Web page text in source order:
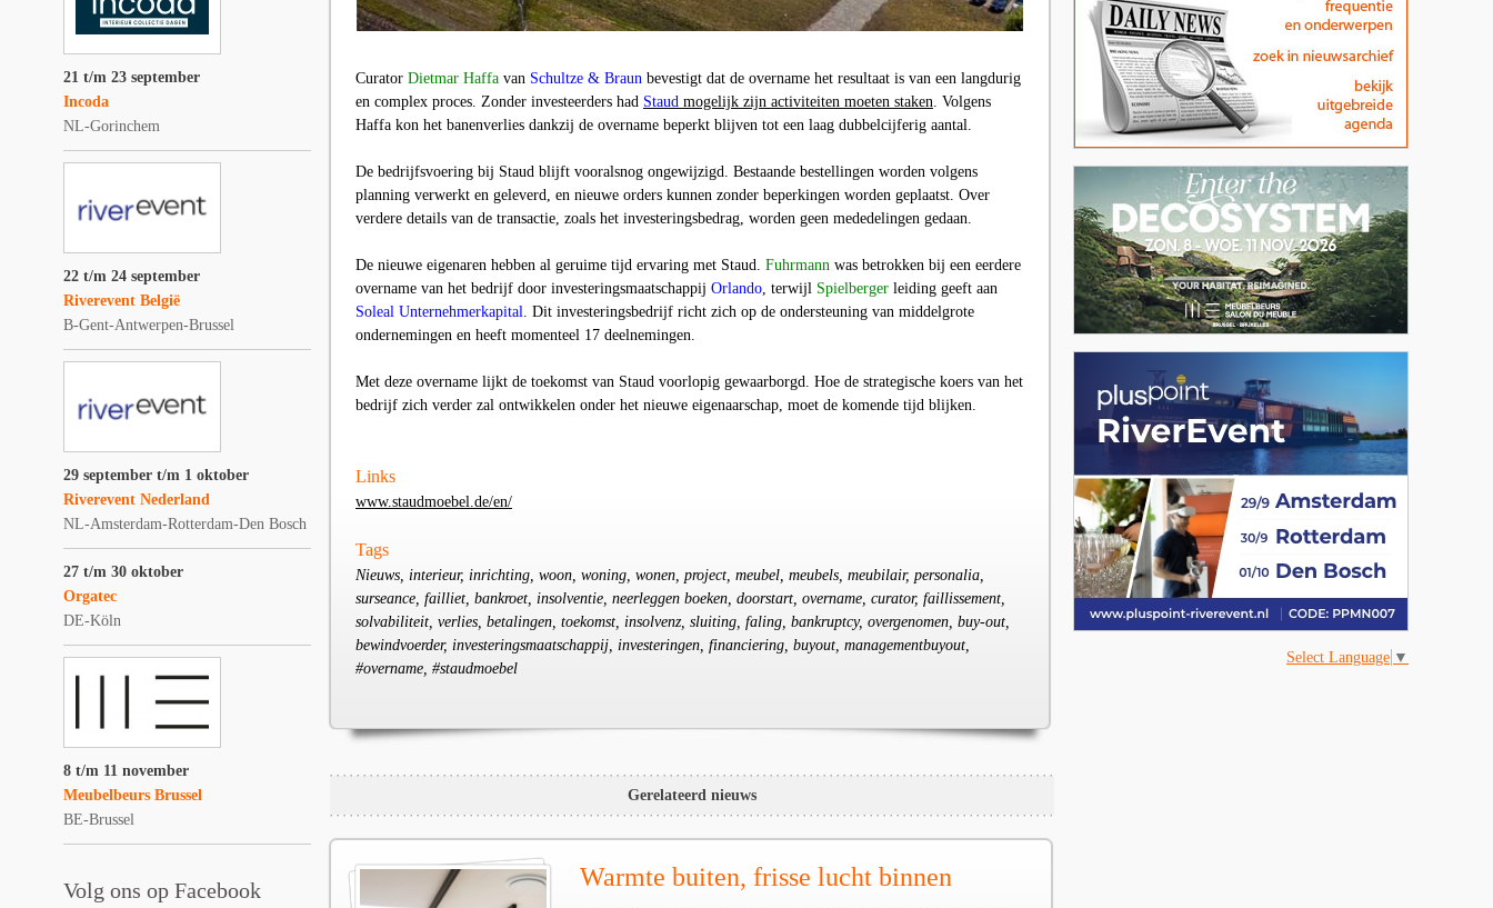
21 t/m 23 september
Incoda
NL-Gorinchem
22 t/m 24 september
Riverevent België
B-Gent-Antwerpen-Brussel
29 september t/m 1 oktober
Riverevent Nederland
NL-Amsterdam-Rotterdam-Den Bosch
27 t/m 30 oktober
Orgatec
DE-Köln
8 t/m 11 november
Meubelbeurs Brussel
BE-Brussel
Volg ons op Facebook
Curator Dietmar Haffa van Schultze & Braun bevestigt dat de overname het resultaat is van een langdurig
en complex proces. Zonder investeerders had Staud mogelijk zijn activiteiten moeten staken. Volgens
Haffa kon het banenverlies dankzij de overname beperkt blijven tot een laag dubbelcijferig aantal.
De bedrijfsvoering bij Staud blijft vooralsnog ongewijzigd. Bestaande bestellingen worden volgens
planning verwerkt en geleverd, en nieuwe orders kunnen zonder beperkingen worden geplaatst. Over
verdere details van de transactie, zoals het investeringsbedrag, worden geen mededelingen gedaan.
De nieuwe eigenaren hebben al geruime tijd ervaring met Staud. Fuhrmann was betrokken bij een eerdere
overname van het bedrijf door investeringsmaatschappij Orlando, terwijl Spielberger leiding geeft aan
Soleal Unternehmerkapital. Dit investeringsbedrijf richt zich op de ondersteuning van middelgrote
ondernemingen en heeft momenteel 17 deelnemingen.
Met deze overname lijkt de toekomst van Staud voorlopig gewaarborgd. Hoe de strategische koers van het
bedrijf zich verder zal ontwikkelen onder het nieuwe eigenaarschap, moet de komende tijd blijken.
Links
www.staudmoebel.de/en/
Tags
Nieuws, interieur, inrichting, woon, woning, wonen, project, meubel, meubels, meubilair, personalia,
surseance, failliet, bankroet, insolventie, neerleggen boeken, doorstart, overname, curator, faillissement,
solvabiliteit, verlies, betalingen, toekomst, insolvenz, sluiting, faling, bankruptcy, overgenomen, buy-out,
bewindvoerder, investeringsmaatschappij, investeringen, financiering, buyout, managementbuyout,
#overname, #staudmoebel
Gerelateerd nieuws
Warmte buiten, frisse lucht binnen
Select Language ▼